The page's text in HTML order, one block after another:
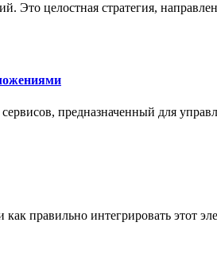
Это целостная стратегия,
предназначенный для
правильно интегрировать этот